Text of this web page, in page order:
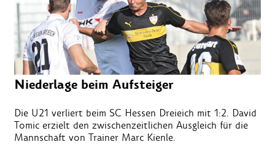
Niederlage beim Aufsteiger
Die U21 verliert beim SC Hessen Dreieich mit 1:2. David
Tomic erzielt den zwischenzeitlichen Ausgleich für die
Mannschaft von Trainer Marc Kienle.